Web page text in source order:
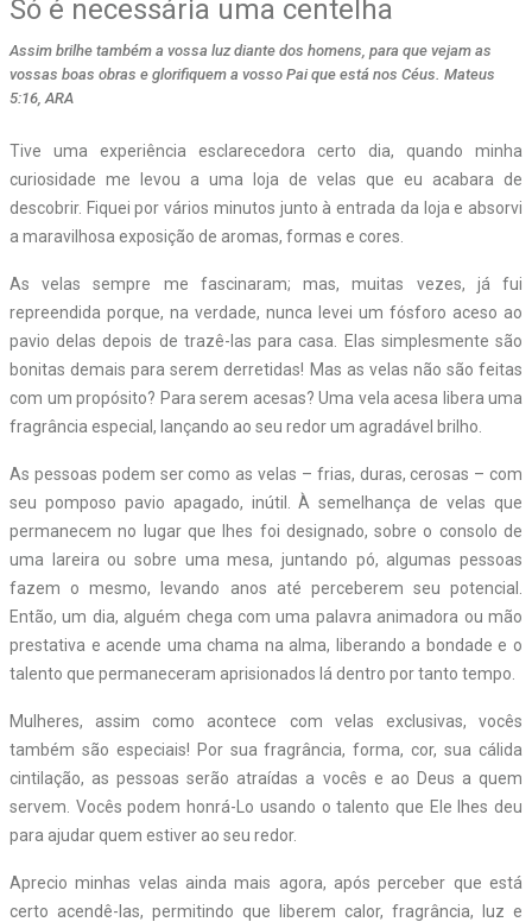
Só é necessária uma centelha
Assim brilhe também a vossa luz diante dos homens, para que vejam as
vossas boas obras e glorifiquem a vosso Pai que está nos Céus. Mateus
5:16, ARA
Tive uma experiência esclarecedora certo dia, quando minha
curiosidade me levou a uma loja de velas que eu acabara de
descobrir. Fiquei por vários minutos junto à entrada da loja e absorvi
a maravilhosa exposição de aromas, formas e cores.
As velas sempre me fascinaram; mas, muitas vezes, já fui
repreendida porque, na verdade, nunca levei um fósforo aceso ao
pavio delas depois de trazê-las para casa. Elas simplesmente são
bonitas demais para serem derretidas! Mas as velas não são feitas
com um propósito? Para serem acesas? Uma vela acesa libera uma
fragrância especial, lançando ao seu redor um agradável brilho.
As pessoas podem ser como as velas – frias, duras, cerosas – com
seu pomposo pavio apagado, inútil. À semelhança de velas que
permanecem no lugar que lhes foi designado, sobre o consolo de
uma lareira ou sobre uma mesa, juntando pó, algumas pessoas
fazem o mesmo, levando anos até perceberem seu potencial.
Então, um dia, alguém chega com uma palavra animadora ou mão
prestativa e acende uma chama na alma, liberando a bondade e o
talento que permaneceram aprisionados lá dentro por tanto tempo.
Mulheres, assim como acontece com velas exclusivas, vocês
também são especiais! Por sua fragrância, forma, cor, sua cálida
cintilação, as pessoas serão atraídas a vocês e ao Deus a quem
servem. Vocês podem honrá-Lo usando o talento que Ele lhes deu
para ajudar quem estiver ao seu redor.
Aprecio minhas velas ainda mais agora, após perceber que está
certo acendê-las, permitindo que liberem calor, fragrância, luz e